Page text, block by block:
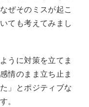
ぜそのミスが起こ
ても考えてみまし
うに対策を立てま
情のまま立ち止ま
」とポジティブな
。